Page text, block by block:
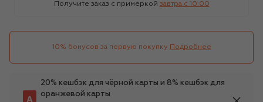
Получите заказ с примеркой завтра c 10:00
10% бонусов за первую покупку Подробнее
20% кешбэк для чёрной карты и 8% кешбэк для
оранжевой карты